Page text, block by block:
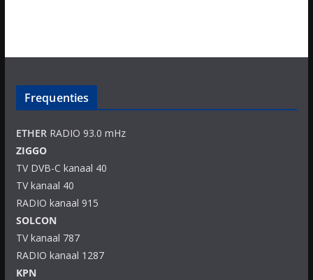
Frequenties
ETHERRADIO 93.0 mHz
ZIGGO
TV DVB-C kanaal 40
TV kanaal 40
RADIO kanaal 915
SOLCON
TV kanaal 787
RADIO kanaal 1287
KPN